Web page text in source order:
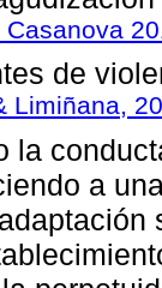
de
Limiñana,
la
a